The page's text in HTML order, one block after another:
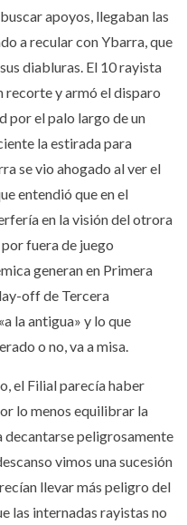
apoyos, llegaban las
a recular con Ybarra, que
diabluras. El 10 rayista
recorte y armó el disparo
por el palo largo de un
la estirada para
se vio ahogado al ver el
entendió que en el
en la visión del otrora
fuera de juego
generan en Primera
off de Tercera
la antigua» y lo que
o no, va a misa.
el Filial parecía haber
lo menos equilibrar la
decantarse peligrosamente
vimos una sucesión
llevar más peligro del
las internadas rayistas no